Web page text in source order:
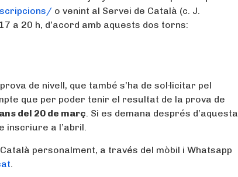
o venint al Servei de Català (c. J.
a 20 h, d’acord amb aquests dos torns:
de nivell, que també s’ha de sol·licitar pel
que per poder tenir el resultat de la prova de
del 20 de març. Si es demana després d’aquesta
inscriure a l’abril.
personalment, a través del mòbil i Whatsapp
.